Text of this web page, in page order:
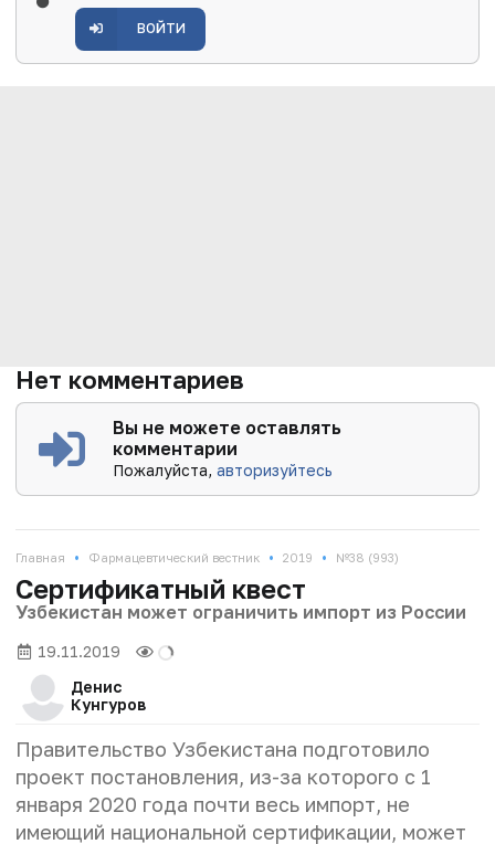
ВОЙТИ
Нет комментариев
Вы не можете оставлять
комментарии
Пожалуйста,авторизуйтесь
Главная • Фармацевтический вестник • 2019 • №38 (993)
Сертификатный квест
Узбекистан может ограничить импорт из России
19.11.2019
Денис
Кунгуров
Правительство Узбекистана подготовило
проект постановления, из-за которого с 1
января 2020 года почти весь импорт, не
имеющий национальной сертификации, может